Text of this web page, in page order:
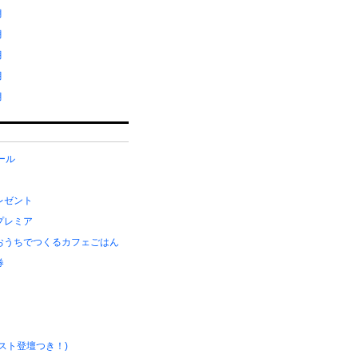
ル
ゼント
レミア
うちでつくるカフェごはん
ト登壇つき！)